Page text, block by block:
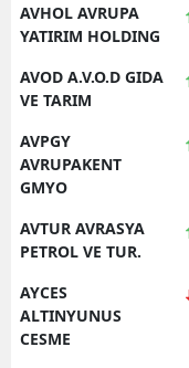
AVHOL AVRUPA
YATIRIM HOLDING
AVOD A.V.O.D GIDA
VE TARIM
AVPGY
AVRUPAKENT
GMYO
AVTUR AVRASYA
PETROL VE TUR.
AYCES
ALTINYUNUS
CESME